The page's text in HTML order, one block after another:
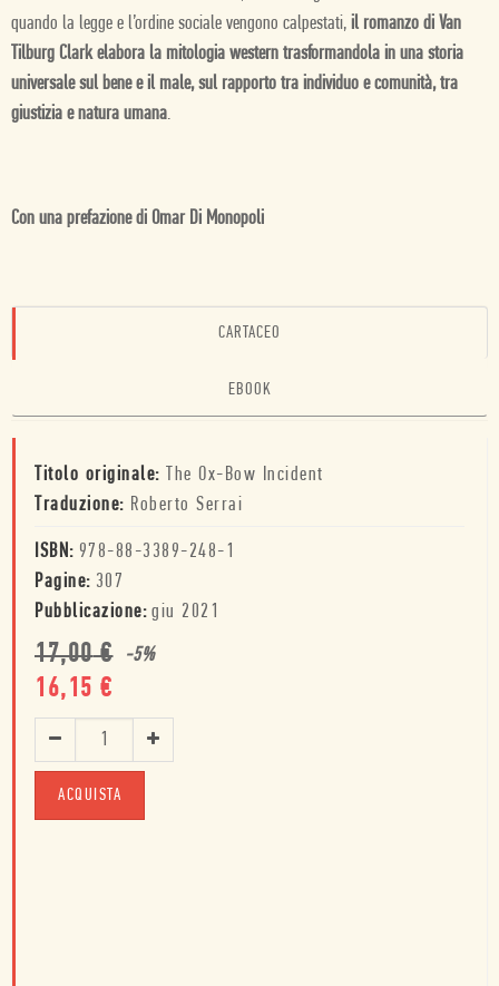
quando la legge e l’ordine sociale vengono calpestati, il romanzo di Van
Tilburg Clark elabora la mitologia western trasformandola in una storia
universale sul bene e il male, sul rapporto tra individuo e comunità, tra
giustizia e natura umana.
Con una prefazione di Omar Di Monopoli
CARTACEO
EBOOK
Titolo originale: The Ox-Bow Incident
Traduzione: Roberto Serrai
ISBN: 978-88-3389-248-1
Pagine: 307
Pubblicazione: giu 2021
17,00€ -5%
16,15 €
ACQUISTA